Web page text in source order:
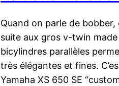
Quand on parle de
suite aux gros v-twin made
bicylindres parallèles
très élégantes et fines.
Yamaha XS 650 SE